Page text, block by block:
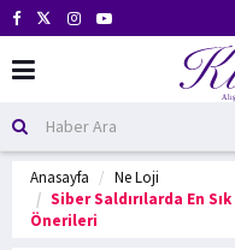
Anasayfa
Ne Loji
Siber Saldırılarda En
Önerileri